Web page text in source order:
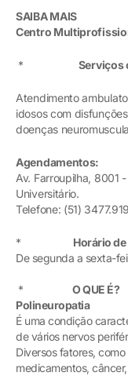
SAIBA MAIS
Centro
* Serviços
Atendimento
idosos com
doenças
Agendamentos:
Av. Farroupilha, 8001
Universitário.
Telefone: (51)
* Horário
De segunda a sexta-
* O QUE É?
Polineuropatia
É uma condição
de vários nervos
Diversos fatores,
medicamentos,